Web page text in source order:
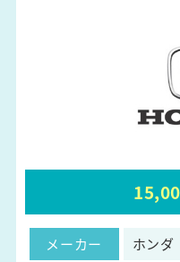
メーカー
ホンダ